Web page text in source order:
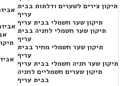
תיקון צירים לשערים ודלתות בבית
עריף
תיקון שער חשמלי בבית עריף
תיקון שער חשמלי לחניה בבית
עריף
תיקון שער חשמלי מחיר בבית
עריף
תיקון שער חניה חשמלי בבית עריף
תיקון שערים חשמליים לחניה
בבית עריף